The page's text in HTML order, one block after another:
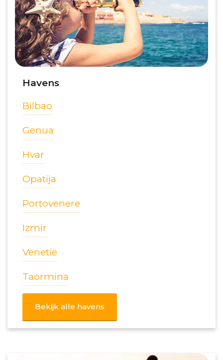
Havens
Bilbao
Genua
Hvar
Opatija
Portovenere
Izmir
Venetië
Taormina
Bekijk alle havens